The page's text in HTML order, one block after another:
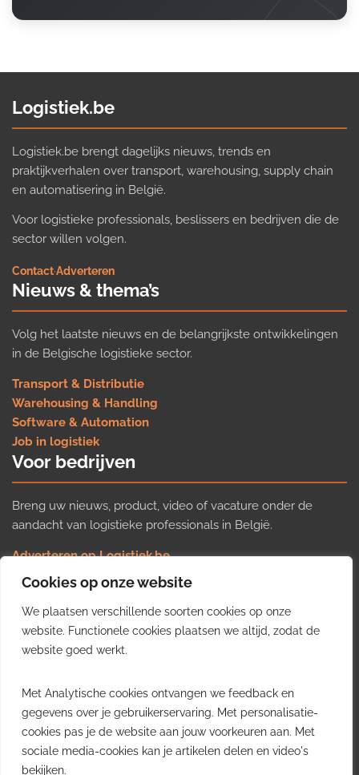
Cookies op onze website
We plaatsen verschillende soorten cookies op onze
website. Functionele cookies plaatsen we altijd, zodat de
website goed werkt.
Met Analytische cookies ontvangen we feedback en
gegevens over je gebruikerservaring. Met personalisatie-
cookies pas je de website aan jouw voorkeuren aan. Met
sociale media-cookies kan je artikelen delen en video's
bekijken.
Logistiek.be
Logistiek.be brengt dagelijks nieuws, trends en
praktijkverhalen over transport, warehousing, supply chain
en automatisering in België.
Voor logistieke professionals, beslissers en bedrijven die de
sector willen volgen.
Contact·Adverteren
Nieuws & thema’s
Volg het laatste nieuws en de belangrijkste ontwikkelingen
in de Belgische logistieke sector.
Transport & Distributie
Warehousing & Handling
Software & Automation
Job in logistiek
Voor bedrijven
Breng uw nieuws, product, video of vacature onder de
aandacht van logistieke professionals in België.
Adverteren op Logistiek.be
Nieuws insturen
Uw video op Logistiek.TV
Job plaatsen
Gratis wekelijkse update
inzichten uit de Belgische logistieke sector in uw inbox.
Ontvang je gratis
wekelijkse update